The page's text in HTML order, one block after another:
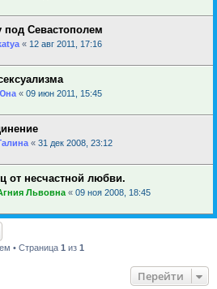
Севастополем
« 12 авг 2011, 17:16
« 09 июн 2011, 15:45
« 31 дек 2008, 23:12
от несчастной любви.
Львовна « 09 ноя 2008, 18:45
• Страница 1 из 1
Перейти